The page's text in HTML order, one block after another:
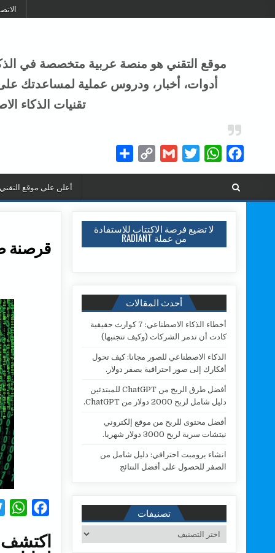
أدوات، أخبار، ودروس عملية لمساعدتك على
تقنيات الذكاء
Facebook
WhatsApp
Twitter
Gmail
Copy
أعلن على موقع التقني
c
W
aاكتشف
لا تضيع فرصة الاكتتاب للاستفادة
من عملة RADIANT
أحدث المقالات
أخطاء الذكاء الاصطناعي: 7 كوارث حقيقية
كادت أن تدمر الشركات (وكيف تتجنبها)
الذكاء الاصطناعي للصور مجانا: كيف تحول
أفكارك إلى صور احترافية بصفر دولار.
أفضل طرق الربح من ChatGPT للمبتدئين
دليل شامل لربح 2000 دولار من ChatGPT.
أفضل محتوى للربح من موقع إلكتروني
نيتشات سرية لربح 3000 دولار شهريا.
انشاء برومبت احترافي: دليل شامل من
الصفر للحصول على أفضل النتائج
تصنيفات
تصنيفات